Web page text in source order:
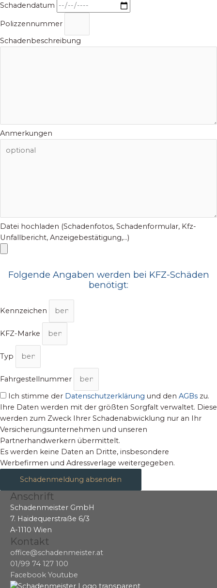
Schadendatum
Polizzennummer
Schadenbeschreibung
Anmerkungen
Datei hochladen (Schadenfotos, Schadenformular, Kfz-
Unfallbericht, Anzeigebestätigung,...)
Folgende Angaben werden bei KFZ-Schäden
benötigt:
Kennzeichen
KFZ-Marke
Typ
Fahrgestellnummer
Ich stimme der Datenschutzerklärung und den AGBs zu.
Ihre Daten werden mit der größten Sorgfalt verwaltet. Diese
werden zum Zweck Ihrer Schadenabwicklung nur an Ihr
Versicherungsunternehmen und unseren
Partnerhandwerkern übermittelt.
Es werden keine Daten an Dritte, insbesondere
Werbefirmen und Adressverlage weitergegeben.
Schadenmeldung absenden
Anschrift
Schadenmeister GmbH
7. Haidequerstraße 6/3
A-1110 Wien
Kontakt
office@schadenmeister.at
01/99 74 127 100
Facebook Youtube